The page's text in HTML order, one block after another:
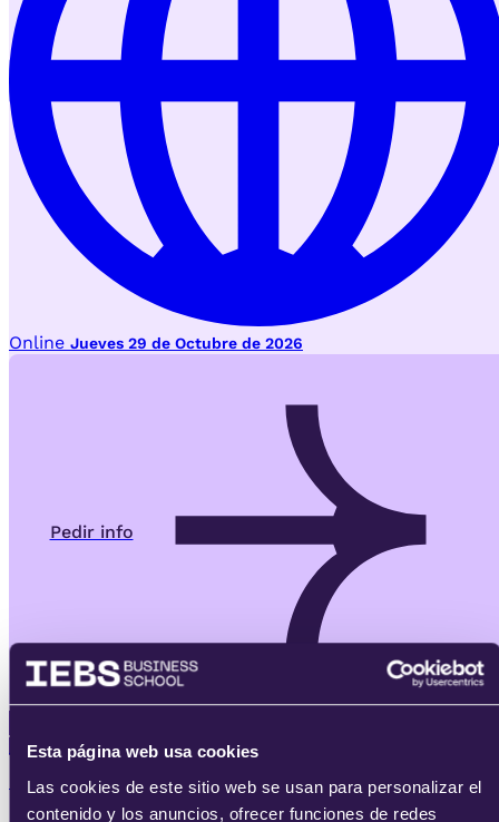
Esta página web usa cookies
Las cookies de este sitio web se usan para personalizar el
contenido y los anuncios, ofrecer funciones de redes
Online Jueves 29 de Octubre de 2026
Pedir info
Máster
IEBS AI-Learning